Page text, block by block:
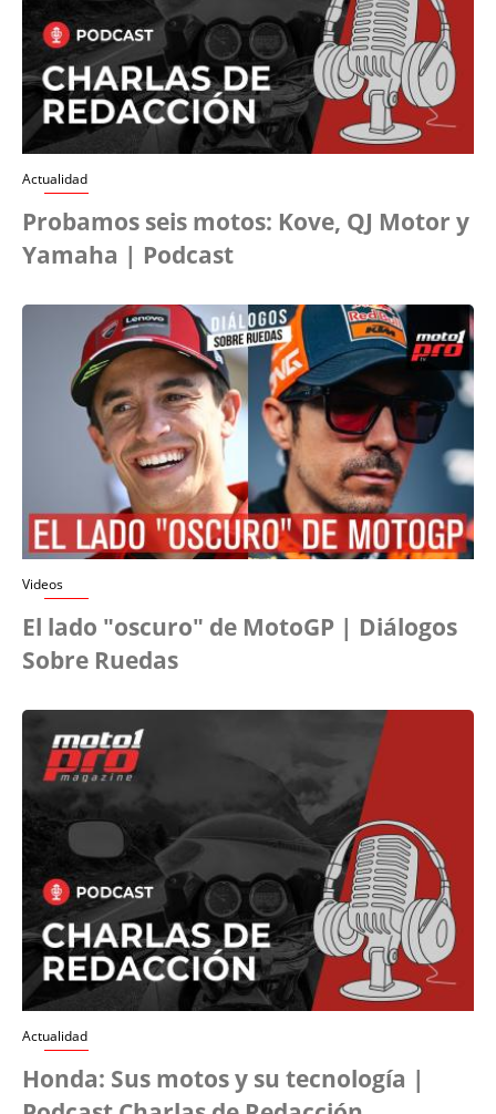
Actualidad
Probamos seis motos: Kove, QJ Motor y
Yamaha | Podcast
Videos
El lado "oscuro" de MotoGP | Diálogos
Sobre Ruedas
Actualidad
Honda: Sus motos y su tecnología |